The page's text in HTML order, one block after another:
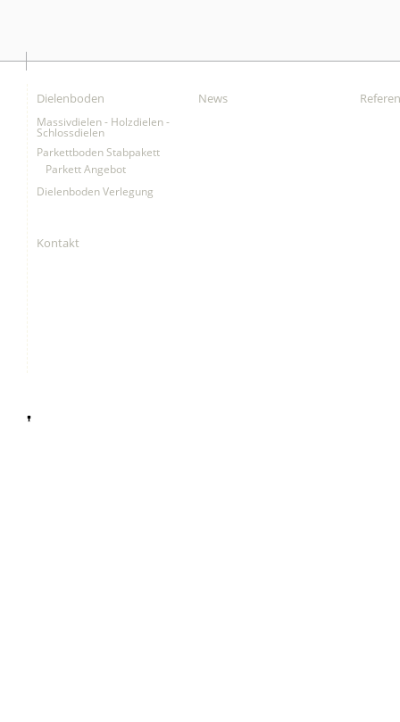
Dielenboden
Massivdielen - Holzdielen -
Schlossdielen
Parkettboden Stabpakett
Parkett Angebot
Dielenboden Verlegung
News
Kontakt